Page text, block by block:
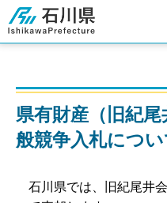
石川県
県有財産（旧紀
般競争入札につい
石川県では、旧紀尾井